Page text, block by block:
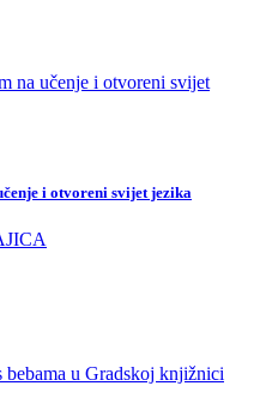
i otvoreni svijet jezika